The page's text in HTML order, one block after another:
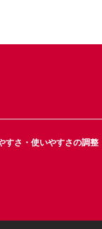
すさ・使いやすさの調整